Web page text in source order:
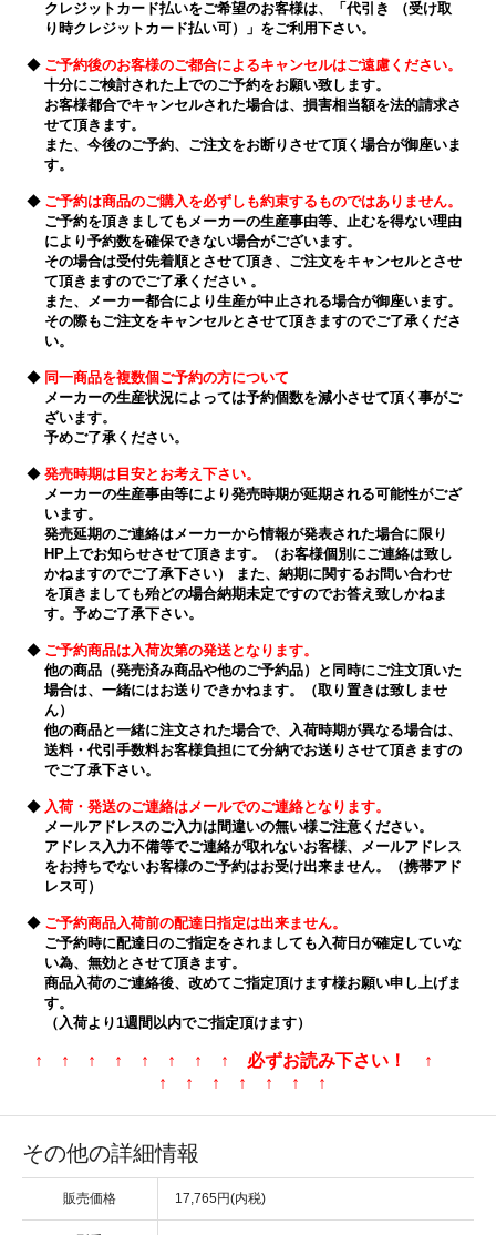
クレジットカード払いをご希望のお客様は、「代引き （受け取
り時クレジットカード払い可）」をご利用下さい。
◆ ご予約後のお客様のご都合によるキャンセルはご遠慮ください。
十分にご検討された上でのご予約をお願い致します。
お客様都合でキャンセルされた場合は、損害相当額を法的請求さ
せて頂きます。
また、今後のご予約、ご注文をお断りさせて頂く場合が御座いま
す。
◆ ご予約は商品のご購入を必ずしも約束するものではありません。
ご予約を頂きましてもメーカーの生産事由等、止むを得ない理由
により予約数を確保できない場合がございます。
その場合は受付先着順とさせて頂き、ご注文をキャンセルとさせ
て頂きますのでご了承ください 。
また、メーカー都合により生産が中止される場合が御座います。
その際もご注文をキャンセルとさせて頂きますのでご了承くださ
い。
◆ 同一商品を複数個ご予約の方について
メーカーの生産状況によっては予約個数を減小させて頂く事がご
ざいます。
予めご了承ください。
◆ 発売時期は目安とお考え下さい。
メーカーの生産事由等により発売時期が延期される可能性がござ
います。
発売延期のご連絡はメーカーから情報が発表された場合に限り
HP上でお知らせさせて頂きます。（お客様個別にご連絡は致し
かねますのでご了承下さい） また、納期に関するお問い合わせ
を頂きましても殆どの場合納期未定ですのでお答え致しかねま
す。予めご了承下さい。
◆ ご予約商品は入荷次第の発送となります。
他の商品（発売済み商品や他のご予約品）と同時にご注文頂いた
場合は、一緒にはお送りできかねます。（取り置きは致しませ
ん）
他の商品と一緒に注文された場合で、入荷時期が異なる場合は、
送料・代引手数料お客様負担にて分納でお送りさせて頂きますの
でご了承下さい。
◆ 入荷・発送のご連絡はメールでのご連絡となります。
メールアドレスのご入力は間違いの無い様ご注意ください。
アドレス入力不備等でご連絡が取れないお客様、メールアドレス
をお持ちでないお客様のご予約はお受け出来ません。（携帯アド
レス可）
◆ ご予約商品入荷前の配達日指定は出来ません。
ご予約時に配達日のご指定をされましても入荷日が確定していな
い為、無効とさせて頂きます。
商品入荷のご連絡後、改めてご指定頂けます様お願い申し上げま
す。
（入荷より1週間以内でご指定頂けます）
↑ ↑ ↑ ↑ ↑ ↑ ↑ ↑ 必ずお読み下さい！ ↑
↑ ↑ ↑ ↑ ↑ ↑ ↑
その他の詳細情報
販売価格 17,765円(内税)